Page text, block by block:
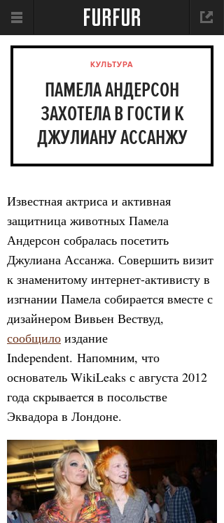
КУЛЬТУРА
ПАМЕЛА АНДЕРСОН
ЗАХОТЕЛА В ГОСТИ К
ДЖУЛИАНУ АССАНЖУ
Известная актриса и активная
защитница животных Памела
Андерсон собралась посетить
Джулиана Ассанжа. Совершить визит
к знаменитому интернет-активисту в
изгнании Памела собирается вместе с
дизайнером Вивьен Вествуд,
сообщило издание
Independent. Напомним, что
основатель WikiLeaks с августа 2012
года скрывается в посольстве
Эквадора в Лондоне.